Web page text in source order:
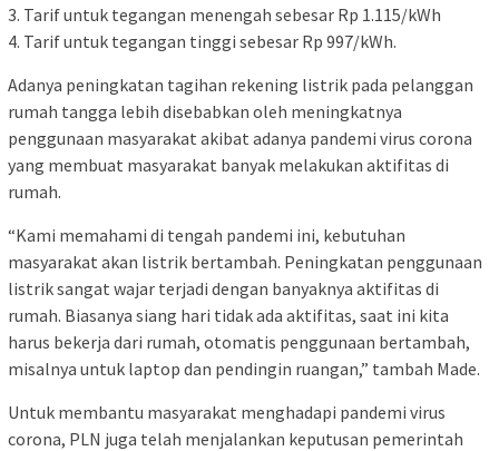
3. Tarif untuk tegangan menengah sebesar Rp 1.115/kWh
4. Tarif untuk tegangan tinggi sebesar Rp 997/kWh.
Adanya peningkatan tagihan rekening listrik pada pelanggan
rumah tangga lebih disebabkan oleh meningkatnya
penggunaan masyarakat akibat adanya pandemi virus corona
yang membuat masyarakat banyak melakukan aktifitas di
rumah.
“Kami memahami di tengah pandemi ini, kebutuhan
masyarakat akan listrik bertambah. Peningkatan penggunaan
listrik sangat wajar terjadi dengan banyaknya aktifitas di
rumah. Biasanya siang hari tidak ada aktifitas, saat ini kita
harus bekerja dari rumah, otomatis penggunaan bertambah,
misalnya untuk laptop dan pendingin ruangan,” tambah Made.
Untuk membantu masyarakat menghadapi pandemi virus
corona, PLN juga telah menjalankan keputusan pemerintah